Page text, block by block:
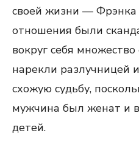
своей жизни — Фрэнка
отношения были
вокруг себя
нарекли разлучницей
схожую судьбу,
мужчина был женат и
детей.